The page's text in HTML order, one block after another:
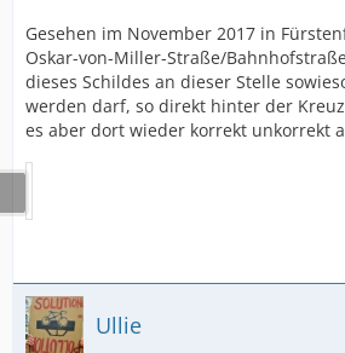
Gesehen im November 2017 in
Oskar-von-Miller-Straße/
dieses Schildes an dieser Stelle
werden darf, so direkt hinter der
es aber dort wieder korrekt unkorrekt
Ullie